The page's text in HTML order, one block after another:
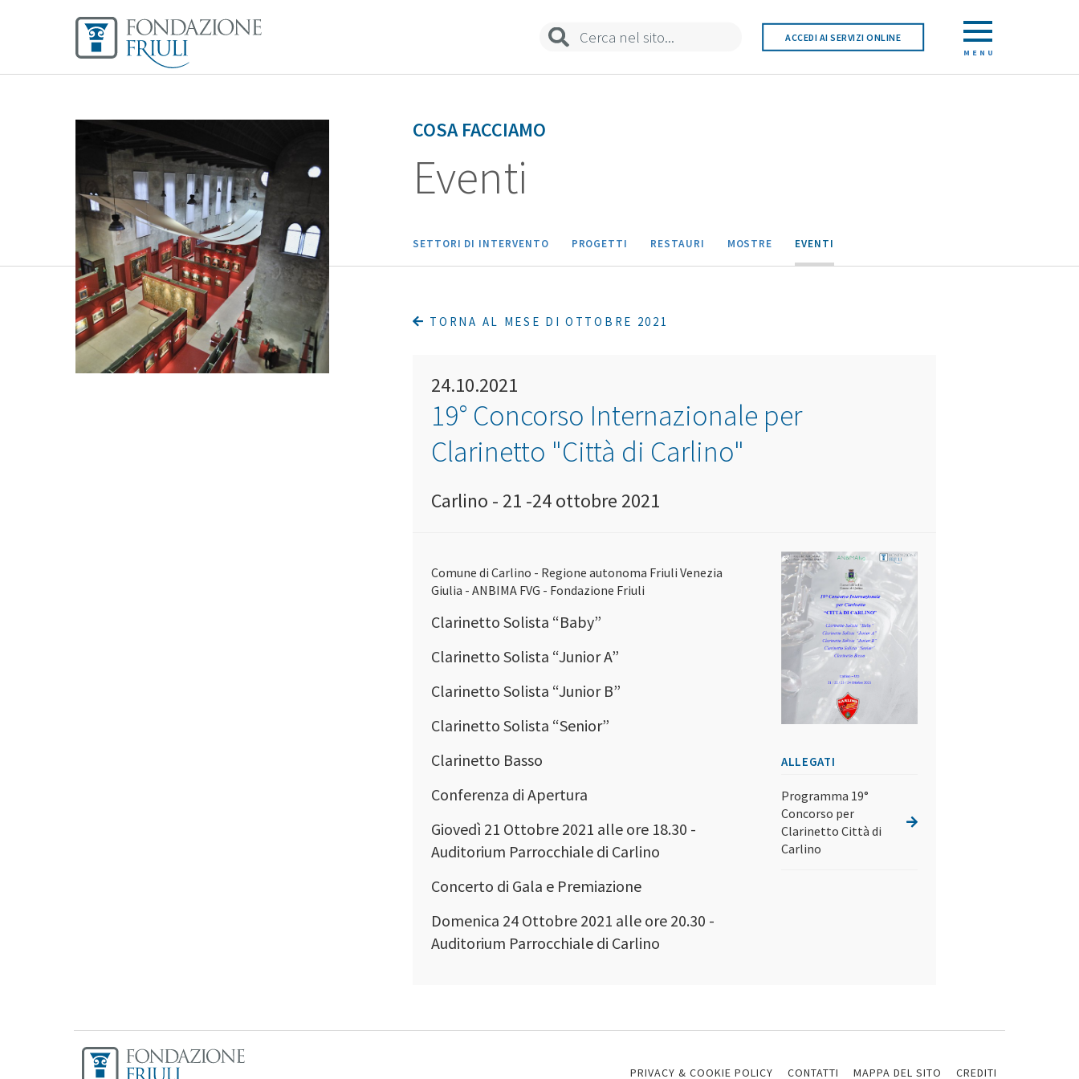
ACCEDI AI SERVIZI ONLINE
MENU
COSA FACCIAMO
Eventi
SETTORI DI INTERVENTO PROGETTI RESTAURI MOSTRE EVENTI
TORNA AL MESE DI OTTOBRE 2021
24.10.2021
19° Concorso Internazionale per
Clarinetto "Città di Carlino"
Carlino - 21 -24 ottobre 2021
ALLEGATI
Programma 19°
Concorso per
Clarinetto Città di
Carlino
Comune di Carlino - Regione autonoma Friuli Venezia
Giulia - ANBIMA FVG - Fondazione Friuli
Clarinetto Solista “Baby”
Clarinetto Solista “Junior A”
Clarinetto Solista “Junior B”
Clarinetto Solista “Senior”
Clarinetto Basso
Conferenza di Apertura
Giovedì 21 Ottobre 2021 alle ore 18.30 -
Auditorium Parrocchiale di Carlino
Concerto di Gala e Premiazione
Domenica 24 Ottobre 2021 alle ore 20.30 -
Auditorium Parrocchiale di Carlino
PRIVACY & COOKIE POLICY CONTATTI MAPPA DEL SITO CREDITI